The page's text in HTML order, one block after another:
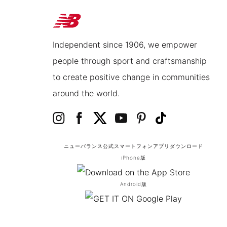
Independent since 1906, we empower
people through sport and craftsmanship
to create positive change in communities
around the world.
ニューバランス公式スマートフォンアプリ ダウンロード
iPhone版
Android版